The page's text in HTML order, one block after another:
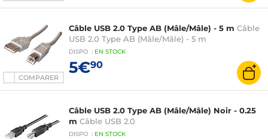
COMPARER
Câble USB 2.0 Type AB (Mâle/Mâle) - 5 m Câble
USB 2.0 Type AB (Mâle/Mâle) - 5 m
DISPO : EN STOCK
5€90
Câble USB 2.0 Type AB (Mâle/Mâle) Noir - 0.25
m Câble USB 2.0
DISPO : EN STOCK